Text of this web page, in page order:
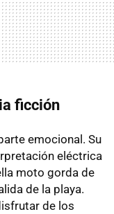
ficción
emocional. Su
eléctrica
moto gorda de
de la playa.
de los